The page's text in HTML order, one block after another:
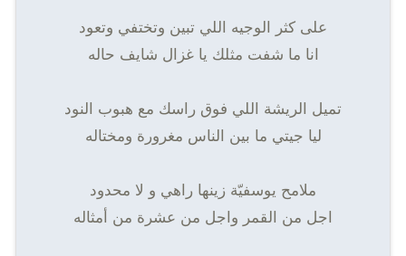
على كثر الوجيه اللي تبين وتختفي وتعود
انا ما شفت مثلك يا غزال شايف حاله
تميل الريشة اللي فوق راسك مع هبوب النود
ليا جيتي ما بين الناس مغرورة ومختاله
ملامح يوسفيّة زينها راهي و لا محدود
اجل من القمر واجل من عشرة من أمثاله